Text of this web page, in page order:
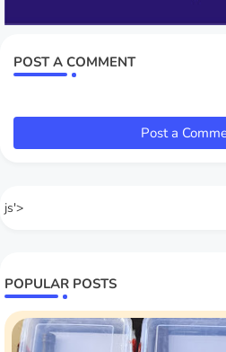
POST A COMMENT
Post a
js'>
POPULAR POSTS